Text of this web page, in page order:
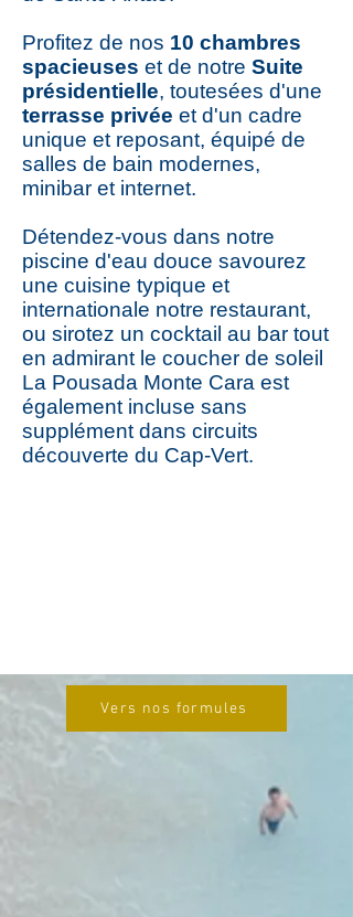
Profitez de nos 10 chambres
spacieuses et de notre Suite
présidentielle, toutesées d'une
terrasse privée et d'un cadre
unique et reposant, équipé de
salles de bain modernes,
minibar et internet.
Détendez-vous dans notre
piscine d'eau douce savourez
une cuisine typique et
internationale notre restaurant,
ou sirotez un cocktail au bar tout
en admirant le coucher de soleil
La Pousada Monte Cara est
également incluse sans
supplément dans circuits
découverte du Cap-Vert.
Vers nos formules